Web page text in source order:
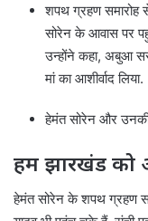
शपथ ग्रहण समारोह
सोरेन के आवास पर
उन्होंने कहा, अबुआ
मां का आशीर्वाद लिया.
हेमंत सोरेन और
हम झारखंड को
हेमंत सोरेन के शपथ ग्रहण